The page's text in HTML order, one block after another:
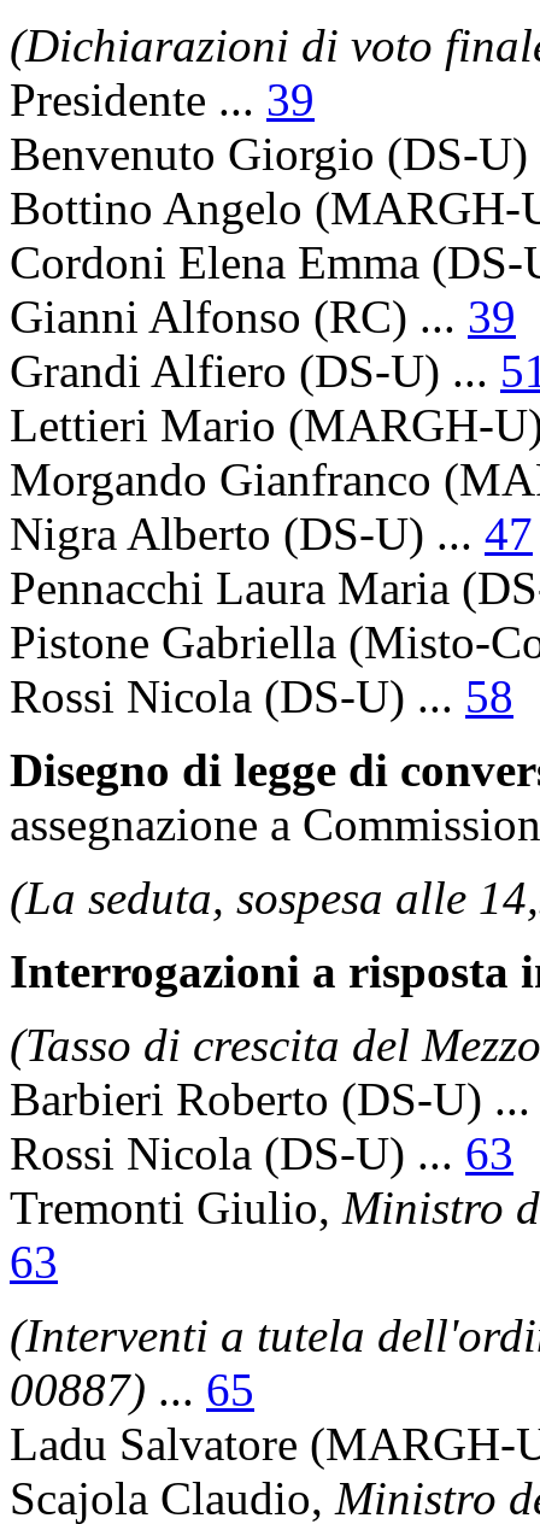
(Dichiarazioni di voto
Presidente ... 39
Benvenuto Giorgio (DS-
Bottino Angelo (MARGH-
Cordoni Elena Emma
Gianni Alfonso (RC) ... 39
Grandi Alfiero (DS-U) ...
Lettieri Mario (MARGH-
Morgando Gianfranco
Nigra Alberto (DS-U) ... 47
Pennacchi Laura Maria
Pistone Gabriella (Misto-
Rossi Nicola (DS-U) ... 58
Disegno di legge di
assegnazione a
(La seduta, sospesa alle
Interrogazioni a risposta
(Tasso di crescita del
Barbieri Roberto (DS-U)
Rossi Nicola (DS-U) ... 63
Tremonti Giulio, Ministro
63
(Interventi a tutela
00887) ... 65
Ladu Salvatore (MARGH-
Scajola Claudio, Ministro